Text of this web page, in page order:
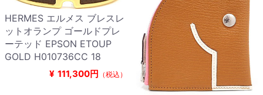
HERMES エルメス ブレスレ
ットオランプ ゴールドプレ
ーテッド EPSON ETOUP
GOLD H010736CC 18
¥ 111,300円 （税込）